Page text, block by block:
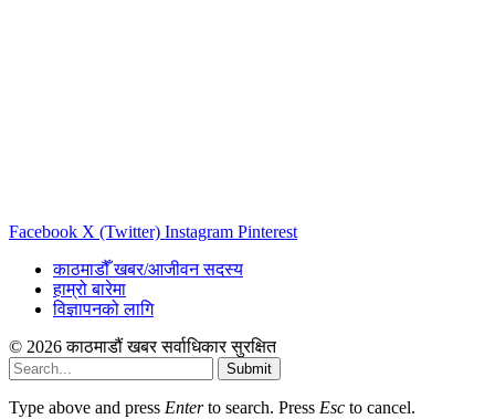
Facebook X (Twitter) Instagram Pinterest
काठमाडौँ खबर/आजीवन सदस्य
हाम्रो बारेमा
विज्ञापनको लागि
© 2026 काठमाडौं खबर सर्वाधिकार सुरक्षित
Submit
Type above and press Enterto search. Press Esc to cancel.